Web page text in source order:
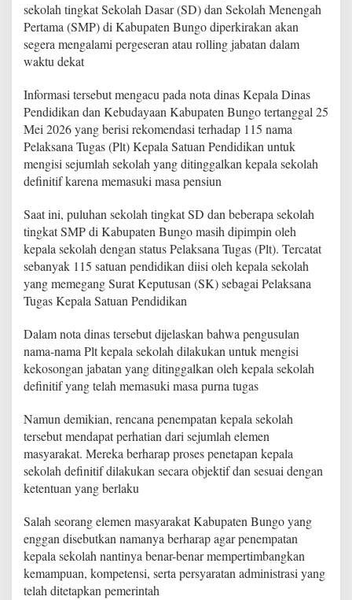
a
b
u
p
n
B
u
n
g
o
S
g
e
r
D
i
r
l
i
n
g
sekolah tingkat Sekolah Dasar (SD) dan Sekolah Menengah
Pertama (SMP) di Kabupaten Bungo diperkirakan akan
segera mengalami pergeseran atau rolling jabatan dalam
waktu dekat
Informasi tersebut mengacu pada nota dinas Kepala Dinas
Pendidikan dan Kebudayaan Kabupaten Bungo tertanggal 25
Mei 2026 yang berisi rekomendasi terhadap 115 nama
Pelaksana Tugas (Plt) Kepala Satuan Pendidikan untuk
mengisi sejumlah sekolah yang ditinggalkan kepala sekolah
definitif karena memasuki masa pensiun
Saat ini, puluhan sekolah tingkat SD dan beberapa sekolah
tingkat SMP di Kabupaten Bungo masih dipimpin oleh
kepala sekolah dengan status Pelaksana Tugas (Plt). Tercatat
sebanyak 115 satuan pendidikan diisi oleh kepala sekolah
yang memegang Surat Keputusan (SK) sebagai Pelaksana
Tugas Kepala Satuan Pendidikan
Dalam nota dinas tersebut dijelaskan bahwa pengusulan
nama-nama Plt kepala sekolah dilakukan untuk mengisi
kekosongan jabatan yang ditinggalkan oleh kepala sekolah
definitif yang telah memasuki masa purna tugas
Namun demikian, rencana penempatan kepala sekolah
tersebut mendapat perhatian dari sejumlah elemen
masyarakat. Mereka berharap proses penetapan kepala
sekolah definitif dilakukan secara objektif dan sesuai dengan
ketentuan yang berlaku
Salah seorang elemen masyarakat Kabupaten Bungo yang
enggan disebutkan namanya berharap agar penempatan
kepala sekolah nantinya benar-benar mempertimbangkan
kemampuan, kompetensi, serta persyaratan administrasi yang
telah ditetapkan pemerintah